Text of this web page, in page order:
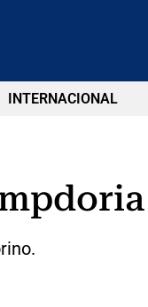
INTERNACIONAL